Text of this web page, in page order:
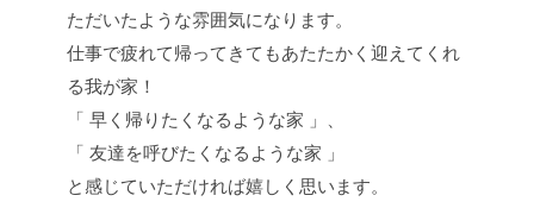
ただいたような雰囲気になります。
仕事で疲れて帰ってきてもあたたかく迎えてくれ
る我が家！
「 早く帰りたくなるような家 」、
「 友達を呼びたくなるような家 」
と感じていただければ嬉しく思います。